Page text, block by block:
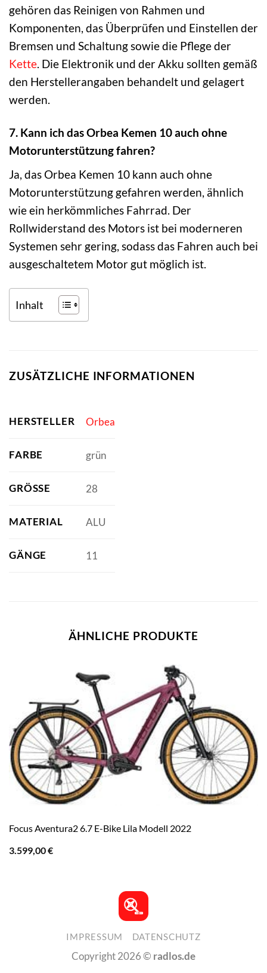
gehören das Reinigen von Rahmen und
Komponenten, das Überprüfen und Einstellen der
Bremsen und Schaltung sowie die Pflege der
Kette. Die Elektronik und der Akku sollten gemäß
den Herstellerangaben behandelt und gelagert
werden.
7. Kann ich das Orbea Kemen 10 auch ohne
Motorunterstützung fahren?
Ja, das Orbea Kemen 10 kann auch ohne
Motorunterstützung gefahren werden, ähnlich
wie ein herkömmliches Fahrrad. Der
Rollwiderstand des Motors ist bei moderneren
Systemen sehr gering, sodass das Fahren auch bei
ausgeschaltetem Motor gut möglich ist.
Inhalt
ZUSÄTZLICHE INFORMATIONEN
HERSTELLER Orbea
FARBE grün
GRÖSSE 28
MATERIAL ALU
GÄNGE 11
ÄHNLICHE PRODUKTE
Focus Aventura2 6.7 E-Bike Lila Modell 2022
3.599,00€
IMPRESSUM DATENSCHUTZ
Copyright 2026 © radlos.de